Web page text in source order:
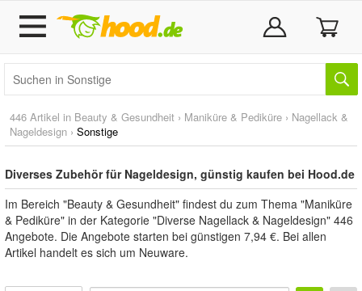
446 Artikel in Beauty & Gesundheit › Maniküre & Pediküre › Nagellack &
Nageldesign › Sonstige
Diverses Zubehör für Nageldesign, günstig kaufen bei Hood.de
Im Bereich "Beauty & Gesundheit" findest du zum Thema "Maniküre
& Pediküre" in der Kategorie "Diverse Nagellack & Nageldesign" 446
Angebote. Die Angebote starten bei günstigen 7,94 €. Bei allen
Artikel handelt es sich um Neuware.